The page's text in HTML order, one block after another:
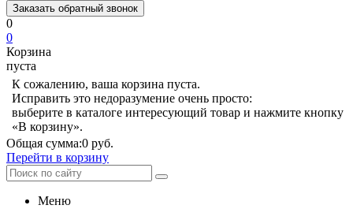
Заказать обратный звонок
0
0
Корзина
пуста
К сожалению, ваша корзина пуста.
Исправить это недоразумение очень просто:
выберите в каталоге интересующий товар и нажмите кнопку
«В корзину».
Общая сумма:0 руб.
Перейти в корзину
Меню